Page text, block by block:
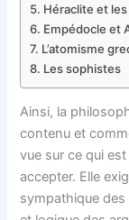
Héraclite et
Empédocle et
L’atomisme
Les sophistes
Ainsi, la
contenu et
vue sur ce qui
accepter. Elle
sympathique